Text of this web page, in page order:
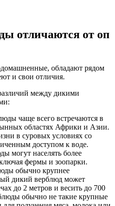
отличаются от оп
обладают рядом
и свои отличия.
между дикими
чаще всего встречаются в
областях Африки и Азии.
в суровых условиях со
доступом к воде.
могут населять более
фермы и зоопарки.
обычно крупнее
дикий верблюд может
до 2 метров и весить до 700
обычно не такие крупные